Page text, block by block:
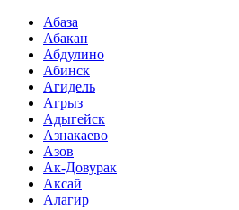
Абаза
Абакан
Абдулино
Абинск
Агидель
Агрыз
Адыгейск
Азнакаево
Азов
Ак-Довурак
Аксай
Алагир